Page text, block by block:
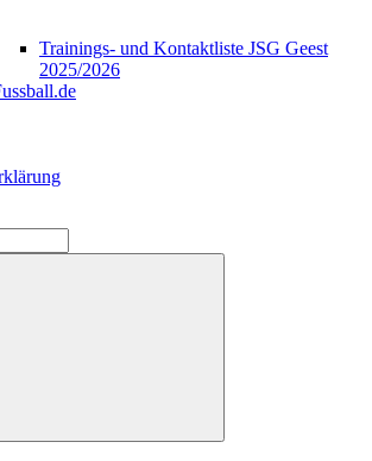
Trainings- und Kontaktliste JSG Geest
2025/2026
Suchen